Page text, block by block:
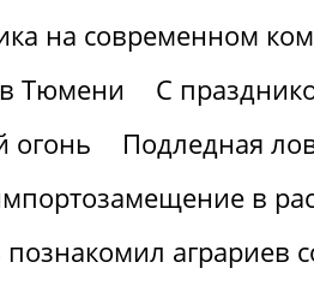
на современном
Тюмени
С
огонь
Подледная
в
аграриев